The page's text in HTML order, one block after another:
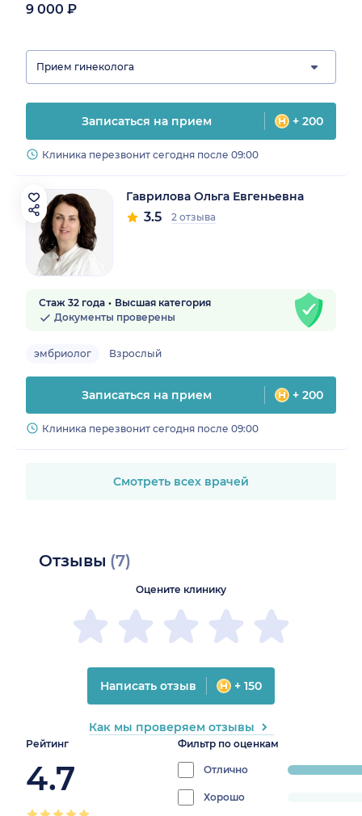
9 000 ₽
Прием гинеколога
Записаться на прием + 200
Клиника перезвонит сегодня после 09:00
Гаврилова Ольга Евгеньевна
3.5 2 отзыва
Стаж 32 года
Высшая категория
Документы проверены
эмбриолог Взрослый
Записаться на прием + 200
Клиника перезвонит сегодня после 09:00
Смотреть всех врачей
Отзывы (7)
Рейтинг
4.7
Фильтр по оценкам
Отлично
progress:
Хорошо
Оцените клинику
Написать отзыв + 150
Как мы проверяем отзывы